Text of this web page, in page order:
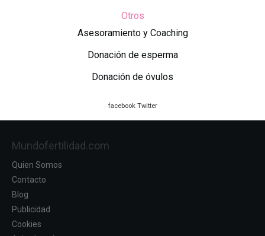
Otros
Asesoramiento y Coaching
Donación de esperma
Donación de óvulos
facebook Twitter
Mundofertilidad.com
Quien Somos
Contacto
Blog
Publicidad
Cookies